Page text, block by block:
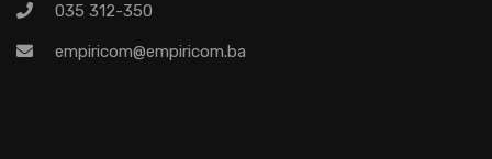
035 312-350
empiricom@empiricom.ba